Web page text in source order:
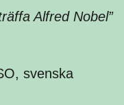
Alfred Nobel”
svenska